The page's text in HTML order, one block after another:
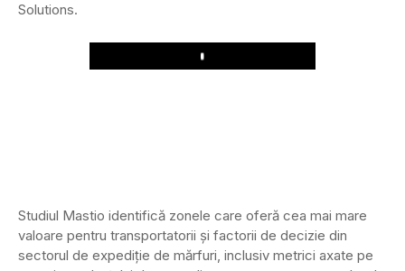
Solutions.
Play
Studiul Mastio identifică zonele care oferă cea mai mare
valoare pentru transportatorii și factorii de decizie din
sectorul de expediție de mărfuri, inclusiv metrici axate pe